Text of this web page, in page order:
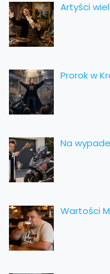
Artyści
Prorok w
Na
Wartości